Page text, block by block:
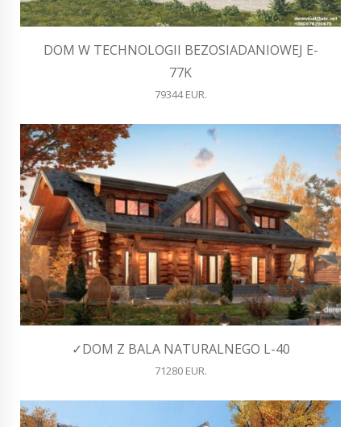
DOM W TECHNOLOGII BEZOSIADANIOWEJ E-
77K
79344 EUR.
✓DOM Z BALA NATURALNEGO L-40
71280 EUR.